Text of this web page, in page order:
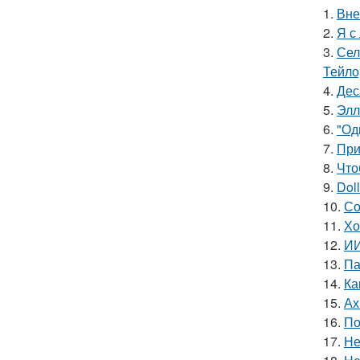
1.
2. Я с
3.
4.
5.
6.
7.
8.
9.
10.
11.
12.
13.
14.
15.
16.
17.